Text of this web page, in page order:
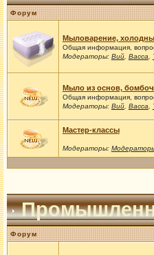
Форум
Мыловарение,
Общая информация,
Модераторы: Вий, Васса
Мыло из основ,
Общая информация,
Модераторы: Вий, Васса
Мастер-классы
Модераторы:
Форум